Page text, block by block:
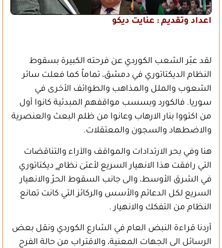
اعداد وتقديم : عنايت ديكو
لقد عبّر الشعب الكوردي عن فرحته الكبيرة بسقوط
النظام الديكتاتوري في دمشق، تماماً كما فعلت سائر
الشعوب والملل والمذاهب والطوائف الأخرى في
سوريا. فالكورد وبسسب مواقفهم المبدئية كانوا أول
من اكتووا بنار الارهاب وعانوا من ظلم البعث والعنصرية
والاضطهاد والسجون والمعتقلات.
هنا وفي بحر الارتدادات والمواقف والآراء والتناقضات
التي رافقت هذا الانهيار السريع لأعتىٰ نظام ٍ ديكتاتوري
في الشرق الأوسط، والى جانب السقوط الحرّ والانهيار
السريع لكل الدعائم والأسس والركائز التي كانت تمانع
النظام من التفكك والانهيار .
أردنا قراءة النبض العام في الشارع الكوردي ونقل بعض
الرسائل الى الجهات المعنية، والاقتراب من حالة الفرح